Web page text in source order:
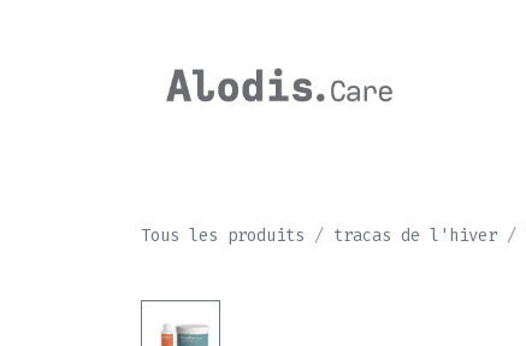
Tous les produits tracas de l'hiver